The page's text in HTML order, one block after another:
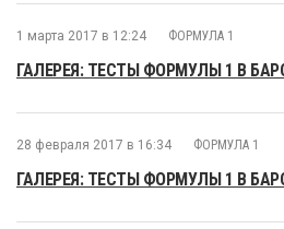
1 марта 2017 в 12:24 ФОРМУЛА 1
ГАЛЕРЕЯ: ТЕСТЫ ФОРМУЛЫ 1 В
28 февраля 2017 в 16:34 ФОРМУЛА 1
ГАЛЕРЕЯ: ТЕСТЫ ФОРМУЛЫ 1 В